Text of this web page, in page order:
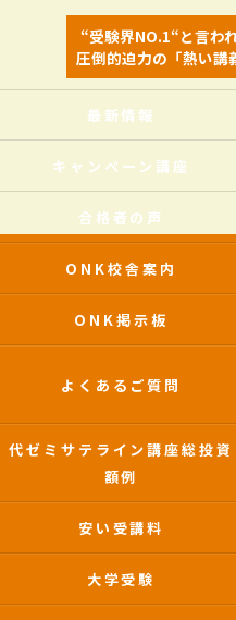
“受験界NO.1“と言わ
圧倒的迫力の「熱い講
最新情報
キャンペーン講座
合格者の声
ONK校舎案内
ONK掲示板
よくあるご質問
代ゼミサテライン講座総投資
額例
安い受講料
大学受験